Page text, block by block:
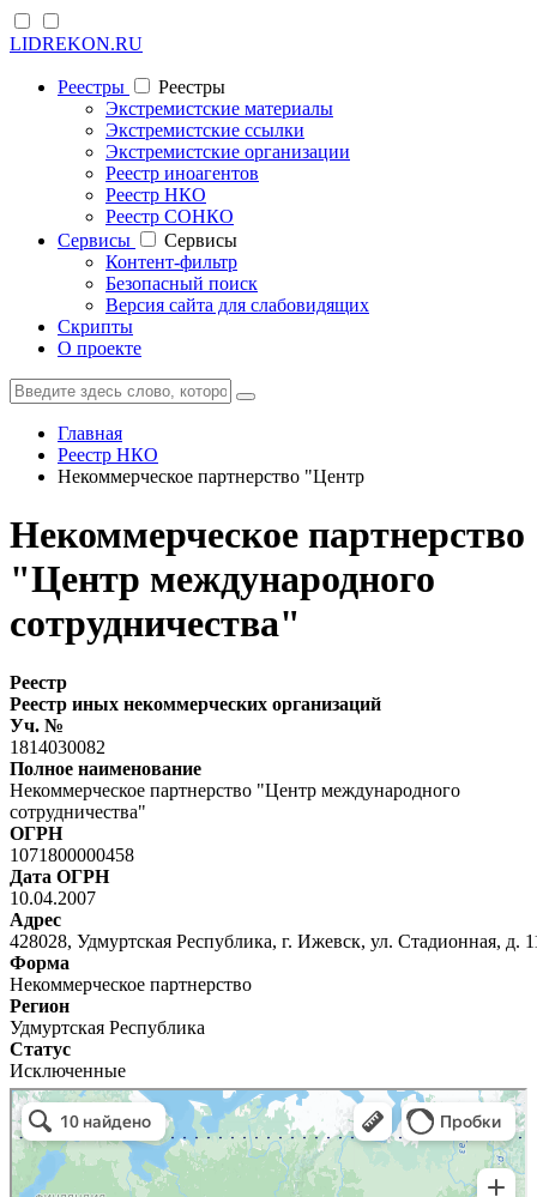
LIDREKON.RU
Реестры
Реестры
Экстремистские материалы
Экстремистские ссылки
Экстремистские организации
Реестр иноагентов
Реестр НКО
Реестр СОНКО
Cервисы
Cервисы
Контент-фильтр
Безопасный поиск
Версия сайта для слабовидящих
Скрипты
О проекте
Главная
Реестр НКО
Некоммерческое партнерство "Центр
Некоммерческое партнерство
"Центр международного
сотрудничества"
Реестр
Реестр иных некоммерческих организаций
Уч. №
1814030082
Полное наименование
Некоммерческое партнерство "Центр международного
сотрудничества"
ОГРН
1071800000458
Дата ОГРН
10.04.2007
Адрес
428028, Удмуртская Республика, г. Ижевск, ул. Стадионная, д.
Форма
Некоммерческое партнерство
Регион
Удмуртская Республика
Статус
Исключенные